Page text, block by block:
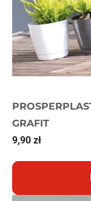
GRAFIT
9,90 zł